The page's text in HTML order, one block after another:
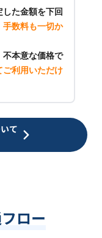
た金額を下回
手数料も一切か
不本意な価格で
ご利用いただけ
て
ロー